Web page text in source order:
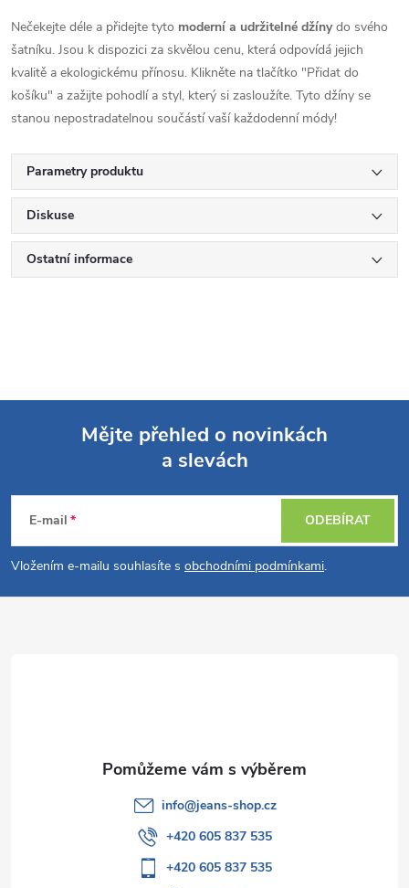
Nečekejte déle a přidejte tyto moderní a udržitelné džínydo svého
šatníku. Jsou k dispozici za skvělou cenu, která odpovídá jejich
kvalitě a ekologickému přínosu. Klikněte na tlačítko "Přidat do
košíku" a zažijte pohodlí a styl, který si zasloužíte. Tyto džíny se
stanou nepostradatelnou součástí vaší každodenní módy!
Parametry produktu
Diskuse
Ostatní informace
p
a
Mějte přehled o novinkách
a slevách
E-mail
Vložením e-mailu souhlasíte s obchodními podmínkami.
ODEBÍRAT
info@jeans-shop.cz
+420 605 837 535
+420 605 837 535